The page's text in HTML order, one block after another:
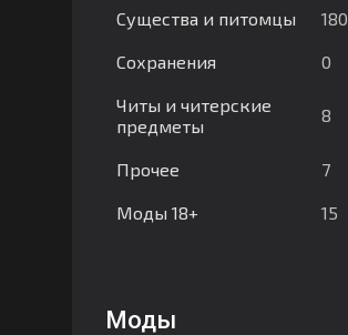
Существа и питомцы 180
Сохранения 0
Читы и читерские
предметы
8
Прочее 7
Моды 18+ 15
Моды